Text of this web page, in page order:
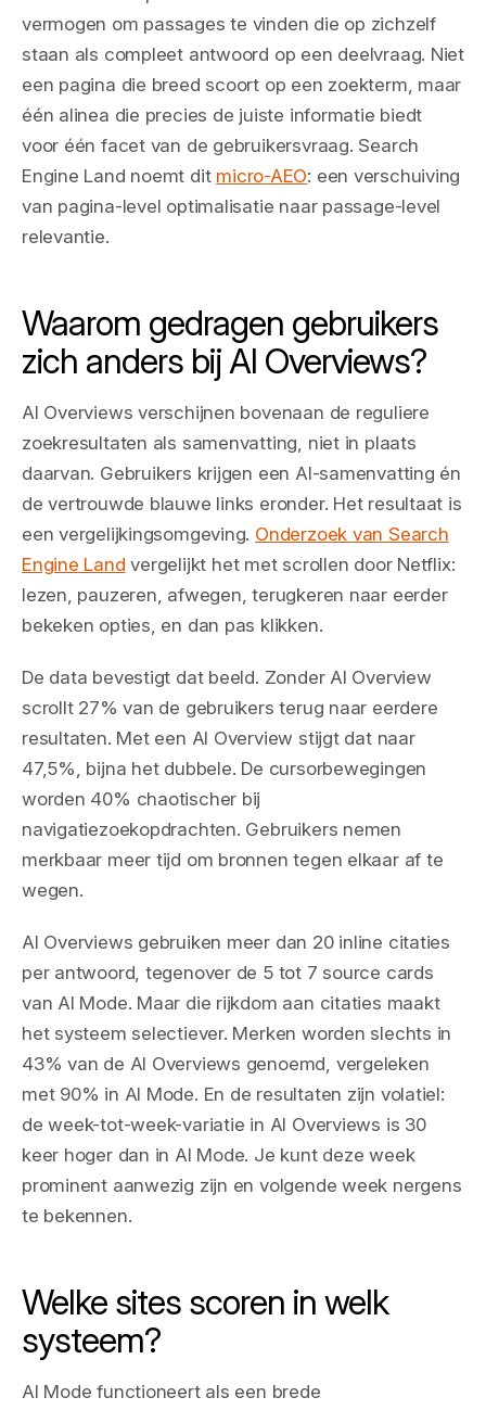
vermogen om passages te vinden die op zichzelf
staan als compleet antwoord op een deelvraag. Niet
een pagina die breed scoort op een zoekterm, maar
één alinea die precies de juiste informatie biedt
voor één facet van de gebruikersvraag. Search
Engine Land noemt dit micro-AEO: een verschuiving
van pagina-level optimalisatie naar passage-level
relevantie.
Waarom gedragen gebruikers
zich anders bij AI Overviews?
AI Overviews verschijnen bovenaan de reguliere
zoekresultaten als samenvatting, niet in plaats
daarvan. Gebruikers krijgen een AI-samenvatting én
de vertrouwde blauwe links eronder. Het resultaat is
een vergelijkingsomgeving. Onderzoek van Search
Engine Land vergelijkt het met scrollen door Netflix:
lezen, pauzeren, afwegen, terugkeren naar eerder
bekeken opties, en dan pas klikken.
De data bevestigt dat beeld. Zonder AI Overview
scrollt 27% van de gebruikers terug naar eerdere
resultaten. Met een AI Overview stijgt dat naar
47,5%, bijna het dubbele. De cursorbewegingen
worden 40% chaotischer bij
navigatiezoekopdrachten. Gebruikers nemen
merkbaar meer tijd om bronnen tegen elkaar af te
wegen.
AI Overviews gebruiken meer dan 20 inline citaties
per antwoord, tegenover de 5 tot 7 source cards
van AI Mode. Maar die rijkdom aan citaties maakt
het systeem selectiever. Merken worden slechts in
43% van de AI Overviews genoemd, vergeleken
met 90% in AI Mode. En de resultaten zijn volatiel:
de week-tot-week-variatie in AI Overviews is 30
keer hoger dan in AI Mode. Je kunt deze week
prominent aanwezig zijn en volgende week nergens
te bekennen.
Welke sites scoren in welk
systeem?
AI Mode functioneert als een brede